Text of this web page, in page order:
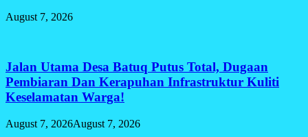
August 7, 2026
Jalan Utama Desa Batuq Putus Total, Dugaan
Pembiaran Dan Kerapuhan Infrastruktur Kuliti
Keselamatan Warga!
August 7, 2026August 7, 2026